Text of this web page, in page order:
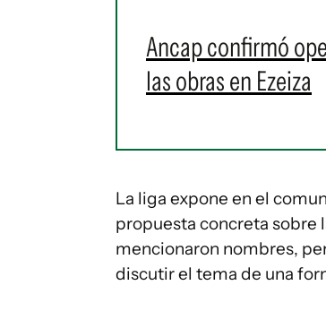
Ancap confirmó
las obras en Ezeiza
La liga expone en el
propuesta concreta sobre
mencionaron nombres,
discutir el tema de una